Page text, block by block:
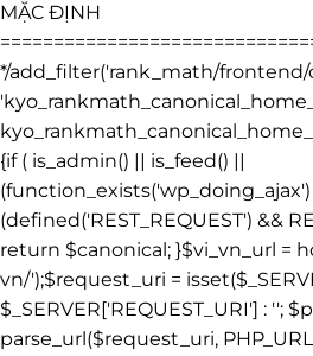
MẶC ĐỊNH
*/add_filter('rank_math/frontend/
{if ( is_admin() || is_feed() ||
(defined('REST_REQUEST') &&
return $canonical; }$vi_vn_url =
vn/');$request_uri =
$_SERVER['REQUEST_URI'] : '';
parse_url($request_uri,